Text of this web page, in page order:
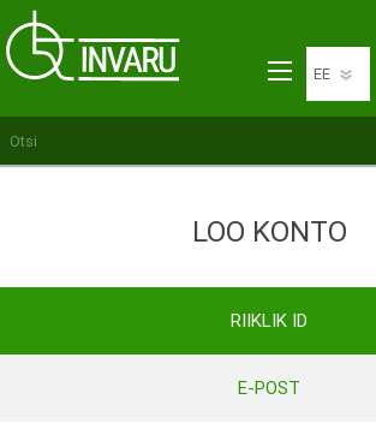
LOO KONTO
RIIKLIK ID
E-POST